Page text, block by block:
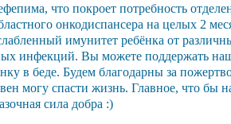
что покроет потребность
онкодиспансера на целых 2
имунитет ребёнка от
инфекций. Вы можете поддержать
в беде. Будем благодарны за
могу спасти жизнь. Главное, что бы
сила добра :)